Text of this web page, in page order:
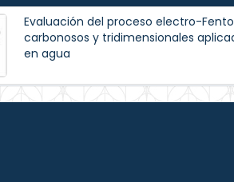
Evaluación del proceso electro-
carbonosos y tridimensionales
en agua